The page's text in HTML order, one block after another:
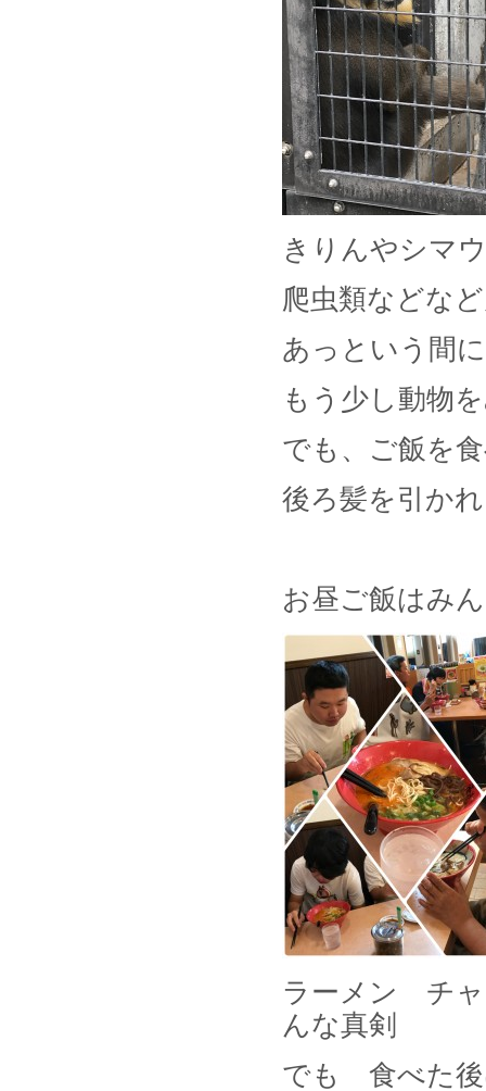
きりんやシマ
爬虫類などな
あっという間
もう少し動物
でも、ご飯を
後ろ髪を引か
お昼ご飯はみ
ラーメン チャ
んな真剣
でも 食べた後